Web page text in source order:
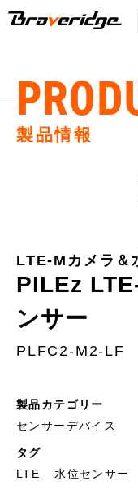
製品情報
LTE-Mカメラ＆
PILEz
ンサー
PLFC2-M2-LF
製品カテゴリー
センサーデバイス
タグ
LTE
水位センサー